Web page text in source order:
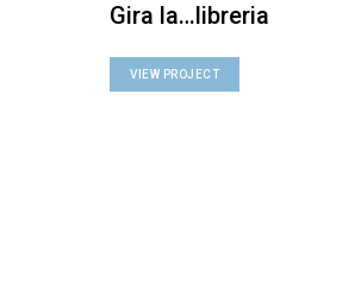
Gira la…libreria
VIEW PROJECT